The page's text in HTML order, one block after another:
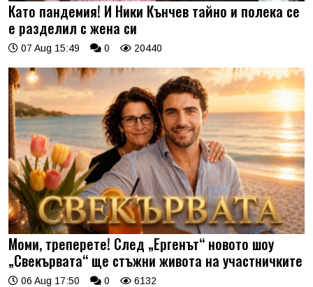
Като пандемия! И Ники Кънчев тайно и полека се
е разделил с жена си
07 Aug 15:49 0 20440
Моми, треперете! След „Ергенът“ новото шоу
„Свекървата“ ще стъжни живота на участничките
06 Aug 17:50 0 6132